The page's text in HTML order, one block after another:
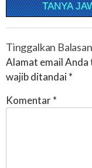
TANYA
Tinggalkan Balasan
Alamat email Anda
wajib ditandai*
Komentar*